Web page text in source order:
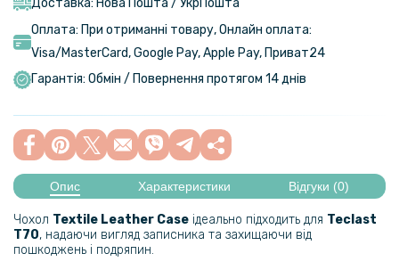
Оплата: При отриманні товару, Онлайн оплата:
Visa/MasterСard, Google Pay, Apple Pay, Приват24
Гарантія: Обмін / Повернення протягом 14 днів
Опис Характеристики Відгуки (0)
Чохол Textile Leather Case ідеально підходить для Teclast
T70, надаючи вигляд записника та захищаючи від
пошкоджень і подряпин.